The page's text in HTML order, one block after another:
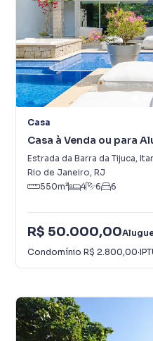
Casa
Casa à Venda ou para
Estrada da Barra da Tijuca,
Rio de Janeiro, RJ
550m² 4 6 6
R$ 50.000,00
Condomínio R$ 2.800,00·